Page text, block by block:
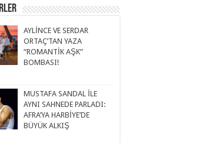
AYLİNCE VE SERDAR
ORTAÇ’TAN YAZA
“ROMANTİK AŞK”
BOMBASI!
MUSTAFA SANDAL İLE
AYNI SAHNEDE PARLADI:
AFRA’YA HARBİYE’DE
BÜYÜK ALKIŞ